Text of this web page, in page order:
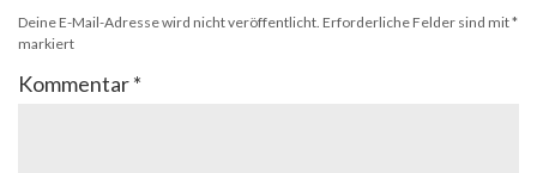
Deine E-Mail-Adresse wird nicht veröffentlicht. Erforderliche Felder sind mit*
markiert
Kommentar*